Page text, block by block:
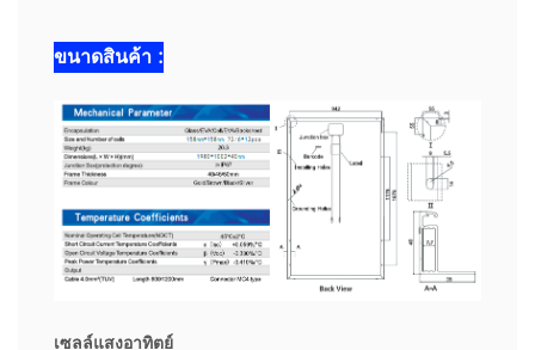
ขนาดสินค้า :
เซลล์แสงอาทิตย์